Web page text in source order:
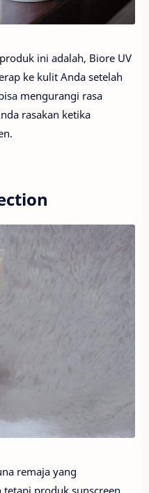
ini adalah, Biore UV
ke kulit Anda setelah
mengurangi rasa
rasakan ketika
remaja yang
produk sunscreen